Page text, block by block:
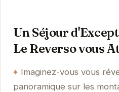
Un Séjour
Le Reverso vous
Imaginez-vous vous
panoramique sur les